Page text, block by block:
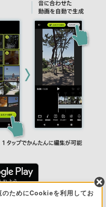
のためにCookieを利用してお